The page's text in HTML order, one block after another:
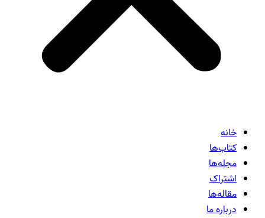
خانه
کتاب‌ها
مجله‌ها
اشتراک
مقاله‌ها
درباره ما